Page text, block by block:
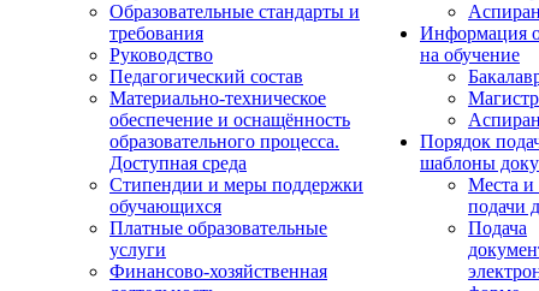
Образовательные стандарты и
требования
Руководство
Педагогический состав
Материально-техническое
обеспечение и оснащённость
образовательного процесса.
Доступная среда
Стипендии и меры поддержки
обучающихся
Платные образовательные
услуги
Финансово-хозяйственная
Информация
на обучение
Порядок
шаблоны
Места и
подачи
Подача